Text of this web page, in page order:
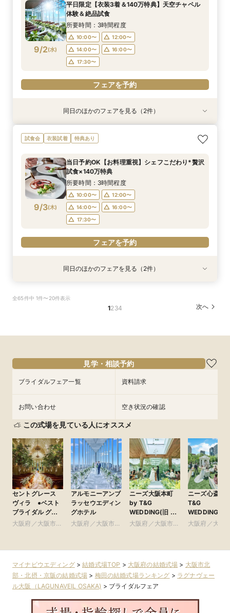
8/30(日)
9:00〜
17:30〜
フェアを予約
8/30(日)
9:00〜
17:30〜
フェアを予約
8/30(日)
9:00〜
17:30〜
フェアを予約
9/2(水)
平日限定【衣装3着＆140万特典】天空チャペル
体験＆絶品試食
所要時間：3時間程度
10:00〜
12:00〜
14:00〜
16:00〜
17:30〜
フェアを予約
特典あり
9/2(水
【2名～OK！挙式＆会食に◎】フロア貸切り体験
×絶品試食
10:00〜
14:00〜
16:00〜
17:30〜
フェアを予約
特典あり
9/2(水
大好評15大特典♪憧れも予算も実現！コスパ重視
のお得婚フェア
10:00〜
14:00〜
17:30〜
フェアを予約
同日のほかのフェアを見る（2件）
試食会 衣装試着 特典あり
9/3(木)
当日予約OK【お料理重視】シェフこだわり*贅沢
試食×140万特典
所要時間：3時間程度
10:00〜
12:00〜
14:00〜
16:00〜
17:30〜
フェアを予約
特典あり
9/3
×絶品試食
特典あり
9/3
体験＆絶品試食
同日のほかのフェアを見る（2件）
全65件中 1件〜20件表示
1234 次へ
見学・相談予約
ブライダルフェア一覧 資料請求
お問い合わせ 空き状況の確認
この式場を見ている人にオススメ
セントグレース
ヴィラ ●ベスト
ブライダル グ
ループ
大阪府／大阪市南
アルモニーアンブ
ラッセウエディン
グホテル
大阪府／大阪市北
ニーズ大阪本町
by T&G
WEDDING(旧 ア
クアガーデンテラ
大阪府／大阪市北
ニーズ心斎橋
T&G
WEDDING(旧
ルモニーアン
大阪府／大阪
マイナビウエディング>結婚式場TOP > 大阪府の結婚式場 > 大阪市北
部・北摂・京阪の結婚式場 > 梅田の結婚式場ランキング > ラグナヴェー
ル大阪（LAGUNAVEIL OSAKA) > ブライダルフェア